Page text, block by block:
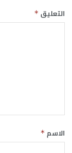
التعليق *
الاسم *